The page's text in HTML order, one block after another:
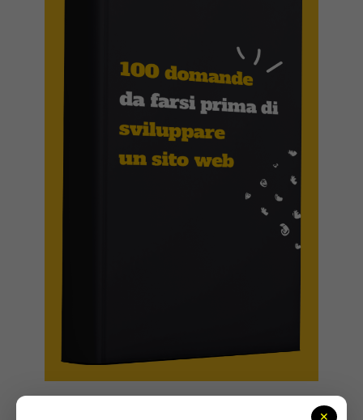
Dati sugli
✕